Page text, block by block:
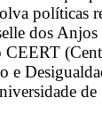
políticas
dos Anjos
CEERT
e
de